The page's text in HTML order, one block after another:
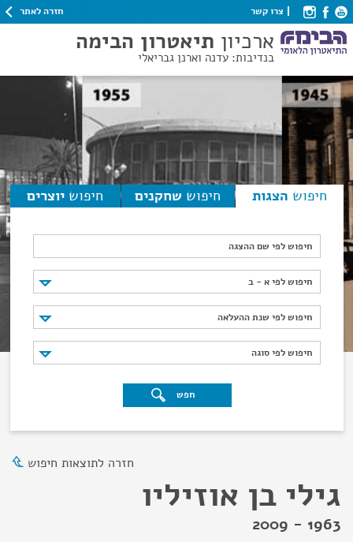
צרו קשר חזרה לאתר
ארכיון תיאטרון הבימה
בנדיבות: עדנה וארנן גבריאלי
חיפוש הצגות חיפוש שחקנים חיפוש יוצרים
חיפוש לפי שם ההצגה
חיפוש לפי א - ב
חיפוש לפי א - ב
חיפוש לפי שנת ההעלאה
חיפוש לפי שנת ההעלאה
חיפוש לפי סוגה
חיפוש לפי סוגה
חפש
חזרה לתוצאות חיפוש
גילי בן אוזיליו
1963 - 2009